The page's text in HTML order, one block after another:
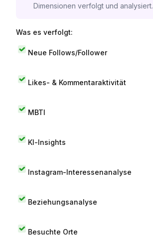
Dimensionen verfolgt und analysiert.
Was es verfolgt:
Neue Follows/Follower
Likes- & Kommentaraktivität
MBTI
KI-Insights
Instagram-Interessenanalyse
Beziehungsanalyse
Besuchte Orte